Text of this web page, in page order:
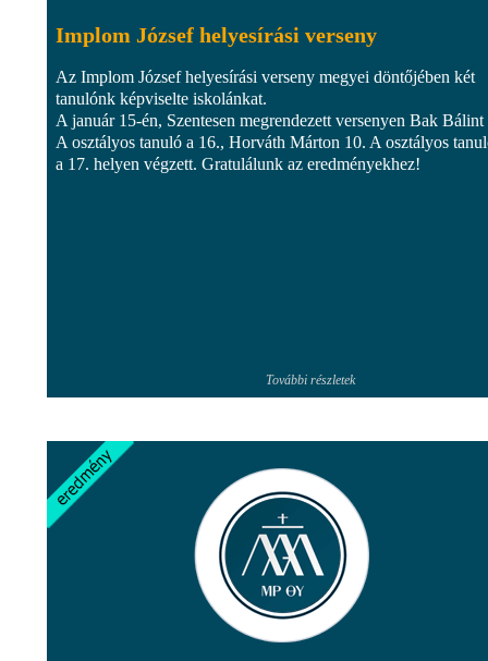
Implom József helyesírási verseny
Az Implom József helyesírási verseny megyei döntőjében két
tanulónk képviselte iskolánkat.
A január 15-én, Szentesen megrendezett versenyen Bak Bálint
A osztályos tanuló a 16., Horváth Márton 10. A osztályos
a 17. helyen végzett. Gratulálunk az eredményekhez!
További részletek